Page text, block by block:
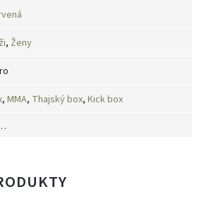
, Ženy
, MMA, Thajský box, Kick box